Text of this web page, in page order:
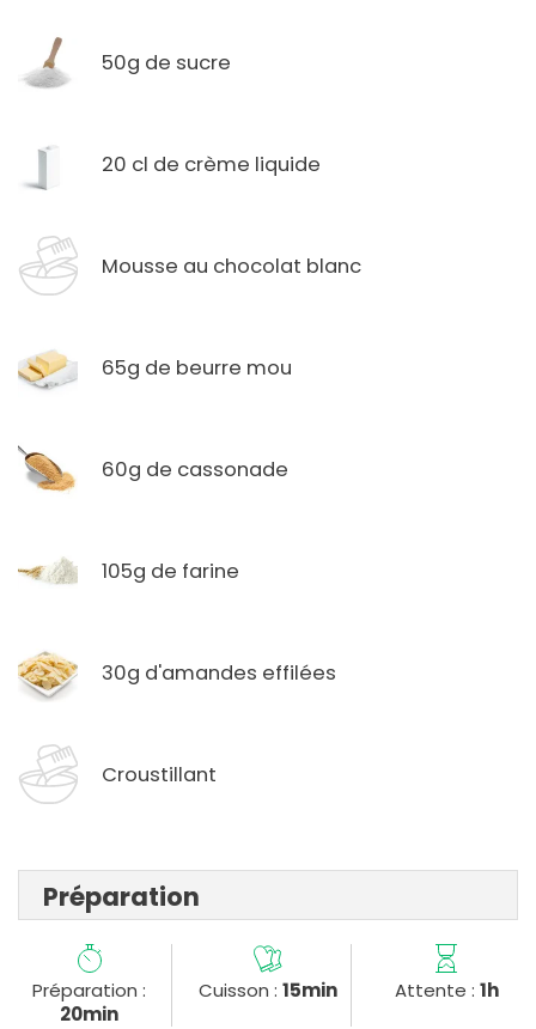
50g de sucre
20 cl de crème liquide
Mousse au chocolat blanc
65g de beurre mou
60g de cassonade
105g de farine
30g d'amandes effilées
Croustillant
Préparation
Préparation :
20min
Cuisson : 15min Attente : 1h